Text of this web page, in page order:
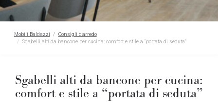
Mobili Baldazzi
Consigli d'arredo
Sgabelli alti da bancone per cucina: comfort e stile a “portata di seduta”
Sgabelli alti da bancone per cucina:
comfort e stile a “portata di seduta”